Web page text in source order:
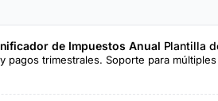
de Impuestos Anual Plantilla
pagos trimestrales. Soporte para